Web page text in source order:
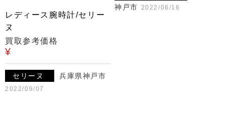
レディース腕時計/セリー
ヌ
買取参考価格
¥
セリーヌ 兵庫県神戸市
2022/09/07
神戸市 2022/06/16